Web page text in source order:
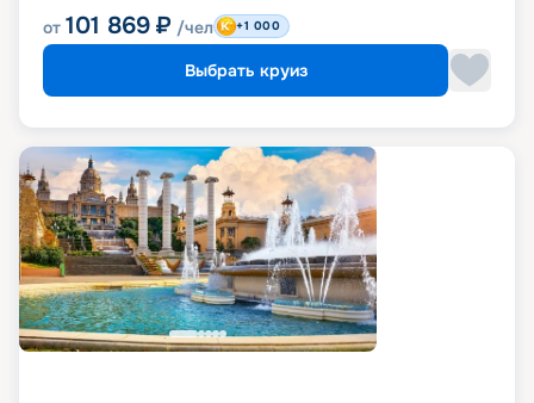
от 101 869 ₽ /чел +1 000
Выбрать круиз